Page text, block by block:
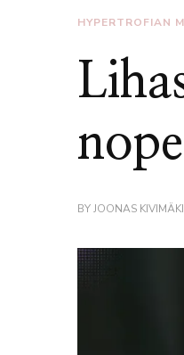
HYPERTROFIAN
BYJOONAS KIVIMÄKI